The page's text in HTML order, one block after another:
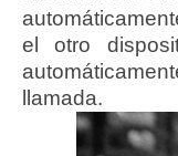
el otro
llamada.